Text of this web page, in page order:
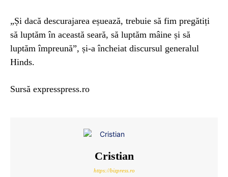
„Și dacă descurajarea eșuează, trebuie să fim pregătiți
să luptăm în această seară, să luptăm mâine și să
luptăm împreună”, și-a încheiat discursul generalul
Hinds.
Sursă expresspress.ro
Cristian
https://bizpress.ro